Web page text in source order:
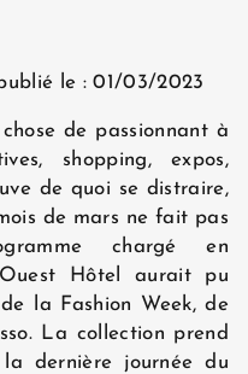
le : 01/03/2023
de passionnant à
shopping, expos,
de quoi se distraire,
de mars ne fait pas
chargé en
Hôtel aurait pu
la Fashion Week, de
La collection prend
dernière journée du